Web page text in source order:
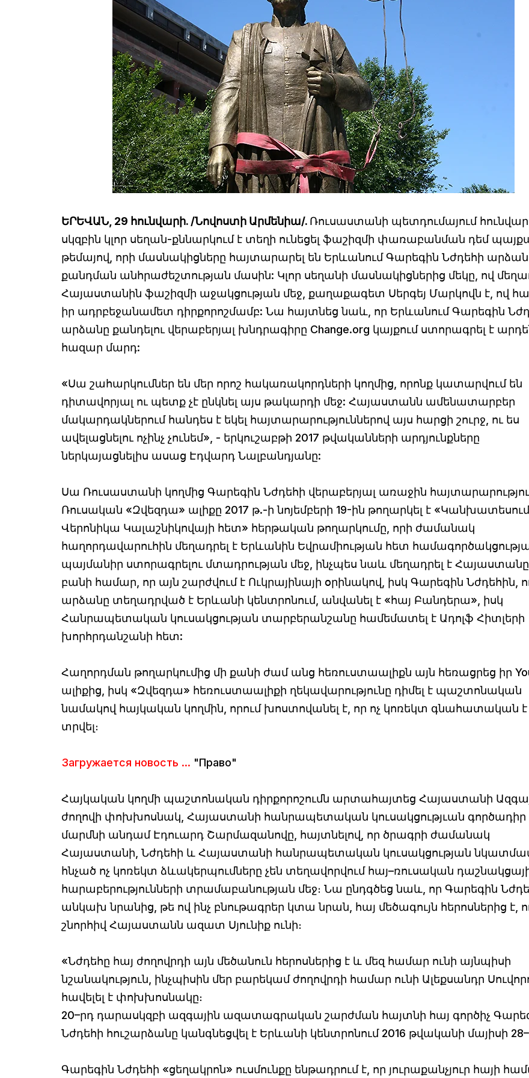
ԵՐԵՎԱՆ, 29 հունվարի. /Նովոստի Արմենիա/. Ռուսաստանի պետդումայում
սկզբին կլոր սեղան-քննարկում է տեղի ունեցել ֆաշիզմի փառաբանման դեմ
թեմայով, որի մասնակիցները հայտարարել են Երևանում Գարեգին Նժդեհի
քանդման անհրաժեշտության մասին: Կլոր սեղանի մասնակիցներից մեկը, ով
Հայաստանին ֆաշիզմի աջակցության մեջ, քաղաքագետ Սերգեյ Մարկովն է, ով
իր ադրբեջանամետ դիրքորոշմամբ: Նա հայտնեց նաև, որ Երևանում Գարեգին
արձանը քանդելու վերաբերյալ խնդրագիրը Change.org կայքում ստորագրել է
հազար մարդ:
«Սա շահարկումներ են մեր որոշ հակառակորդների կողմից, որոնք կատարվում են
դիտավորյալ ու պետք չէ ընկնել այս թակարդի մեջ: Հայաստանն ամենատարբեր
մակարդակներում հանդես է եկել հայտարարություններով այս հարցի շուրջ, ու ես
ավելացնելու ոչինչ չունեմ», - երկուշաբթի 2017 թվականների արդյունքները
ներկայացնելիս ասաց Էդվարդ Նալբանդյանը:
Սա Ռուսաստանի կողմից Գարեգին Նժդեհի վերաբերյալ առաջին
Ռուսական «Զվեզդա» ալիքը 2017 թ.-ի նոյեմբերի 19-ին թողարկել է
Վերոնիկա Կալաշնիկովայի հետ» հերթական թողարկումը, որի ժամանակ
հաղորդավարուհին մեղադրել է Երևանին Եվրամիության հետ
պայմանիր ստորագրելու մտադրության մեջ, ինչպես նաև մեղադրել է
բանի համար, որ այն շարժվում է Ուկրայինայի օրինակով, իսկ Գարեգին Նժդեհին,
արձանը տեղադրված է Երևանի կենտրոնում, անվանել է «հայ Բանդերա», իսկ
Հանրապետական կուսակցության տարբերանշանը համեմատել է Ադոլֆ Հիտլերի
խորհրդանշանի հետ:
Հաղորդման թողարկումից մի քանի ժամ անց հեռուստաալիքն այն հեռացրեց իր
ալիքից, իսկ «Զվեզդա» հեռուստաալիքի ղեկավարությունը դիմել է պաշտոնական
նամակով հայկական կողմին, որում խոստովանել է, որ ոչ կոռեկտ գնահատական է
տրվել։
Загружается новость ... "Право"
Հայկական կողմի պաշտոնական դիրքորոշումն արտահայտեց Հայաստանի
ժողովի փոխխոսնակ, Հայաստանի հանրապետական կուսակցությւան գործադիր
մարմնի անդամ Էդուարդ Շարմազանովը, հայտնելով, որ ծրագրի ժամանակ
Հայաստանի, Նժդեհի և Հայաստանի հանրապետական կուսակցության
հնչած ոչ կոռեկտ ձևակերպումները չեն տեղավորվում հայ–ռուսական
հարաբերությունների տրամաբանության մեջ։ Նա ընդգծեց նաև, որ Գարեգին
անկախ նրանից, թե ով ինչ բնութագրեր կտա նրան, հայ մեծագույն հերոսներից է,
շնորհիվ Հայաստանն ազատ Սյունիք ունի։
«Նժդեհը հայ ժողովրդի այն մեծանուն հերոսներից է և մեզ համար ունի այնպիսի
նշանակություն, ինչպիսին մեր բարեկամ ժողովրդի համար ունի Ալեքսանդր
հավելել է փոխխոսնակը։
20–րդ դարասկզբի ազգային ազատագրական շարժման հայտնի հայ գործիչ
Նժդեհի հուշարձանը կանգնեցվել է Երևանի կենտրոնում 2016 թվականի մայիսի
Գարեգին Նժդեհի «ցեղակրոն» ուսմունքը ենթադրում է, որ յուրաքանչյուր հայի